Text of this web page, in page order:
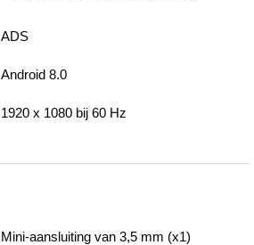
ADS
Android 8.0
1920 x 1080 bij 60 Hz
Mini-aansluiting van 3,5 mm (x1)